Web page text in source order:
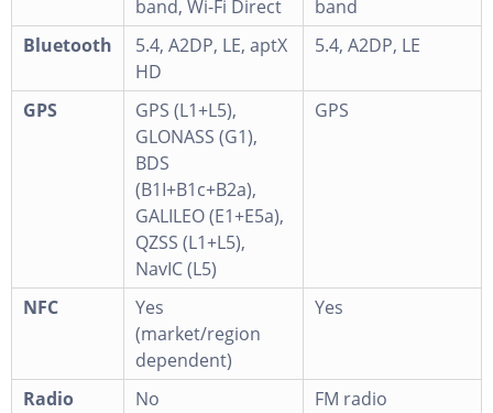
band, Wi-Fi Direct
band
Bluetooth
5.4, A2DP, LE, aptX
HD
5.4, A2DP, LE
GPS
GPS (L1+L5),
GLONASS (G1),
BDS
(B1I+B1c+B2a),
GALILEO (E1+E5a),
QZSS (L1+L5),
NavIC (L5)
GPS
NFC
Yes
(market/region
dependent)
Yes
Radio No
FM radio